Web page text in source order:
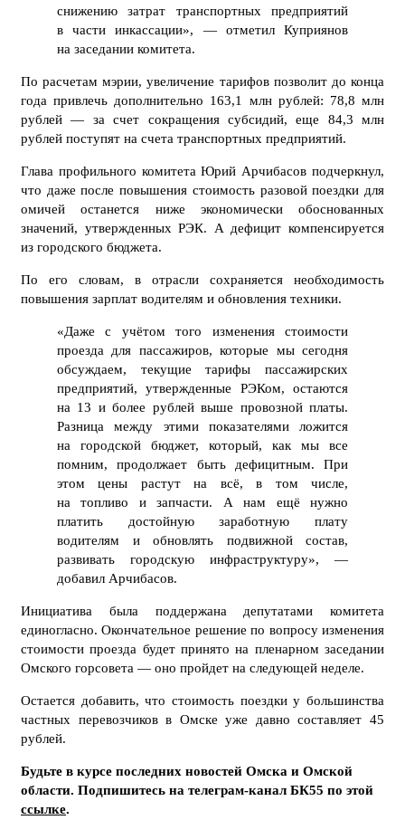
снижению затрат транспортных предприятий
в части инкассации», — отметил Куприянов
на заседании комитета.
По расчетам мэрии, увеличение тарифов позволит до конца
года привлечь дополнительно 163,1 млн рублей: 78,8 млн
рублей — за счет сокращения субсидий, еще 84,3 млн
рублей поступят на счета транспортных предприятий.
Глава профильного комитета Юрий Арчибасов подчеркнул,
что даже после повышения стоимость разовой поездки для
омичей останется ниже экономически обоснованных
значений, утвержденных РЭК. А дефицит компенсируется
из городского бюджета.
По его словам, в отрасли сохраняется необходимость
повышения зарплат водителям и обновления техники.
«Даже с учётом того изменения стоимости
проезда для пассажиров, которые мы сегодня
обсуждаем, текущие тарифы пассажирских
предприятий, утвержденные РЭКом, остаются
на 13 и более рублей выше провозной платы.
Разница между этими показателями ложится
на городской бюджет, который, как мы все
помним, продолжает быть дефицитным. При
этом цены растут на всё, в том числе,
на топливо и запчасти. А нам ещё нужно
платить достойную заработную плату
водителям и обновлять подвижной состав,
развивать городскую инфраструктуру», —
добавил Арчибасов.
Инициатива была поддержана депутатами комитета
единогласно. Окончательное решение по вопросу изменения
стоимости проезда будет принято на пленарном заседании
Омского горсовета — оно пройдет на следующей неделе.
Остается добавить, что стоимость поездки у большинства
частных перевозчиков в Омске уже давно составляет 45
рублей.
Будьте в курсе последних новостей Омска и Омской
области. Подпишитесь на телеграм-канал БК55 по этой
ссылке.